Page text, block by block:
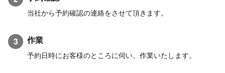
当社から予約確認の連絡をさせて頂きます。
3 作業
予約日時にお客様のところに伺い、作業いたします。